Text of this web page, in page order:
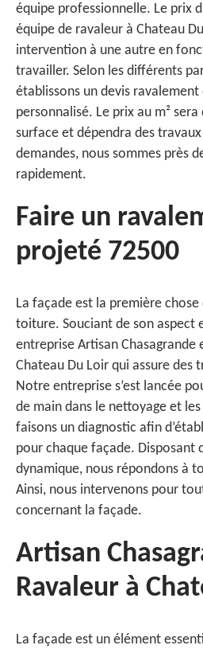
équipe professionnelle. Le prix
équipe de ravaleur à Chateau
intervention à une autre en
travailler. Selon les différents
établissons un devis
personnalisé. Le prix au m²
surface et dépendra des
demandes, nous sommes près
rapidement.
Faire un
projeté 72500
La façade est la première
toiture. Souciant de son aspect
entreprise Artisan Chasagrande
Chateau Du Loir qui assure des
Notre entreprise s’est lancée
de main dans le nettoyage et
faisons un diagnostic afin
pour chaque façade. Disposant
dynamique, nous répondons à
Ainsi, nous intervenons pour
concernant la façade.
Artisan
Ravaleur à
La façade est un élément